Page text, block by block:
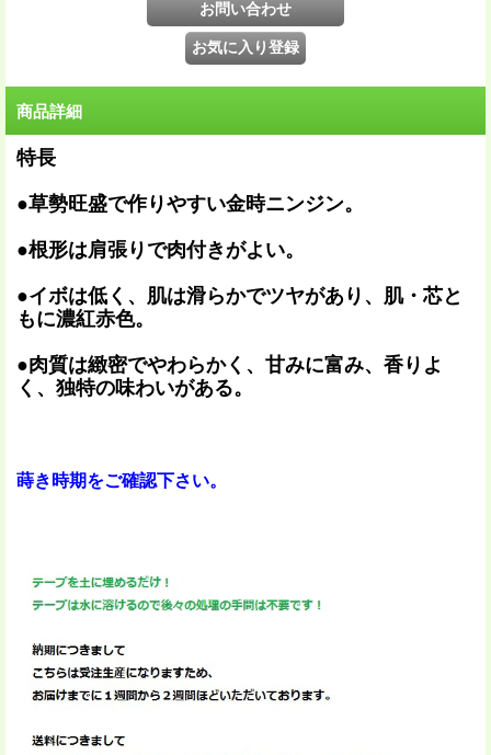
商品詳細
特長
●草勢旺盛で作りやすい金時ニンジン。
●根形は肩張りで肉付きがよい。
●イボは低く、肌は滑らかでツヤがあり、肌・芯と
もに濃紅赤色。
●肉質は緻密でやわらかく、甘みに富み、香りよ
く、独特の味わいがある。
蒔き時期をご確認下さい。